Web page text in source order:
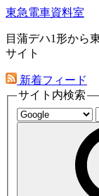
東急電車資料室
目蒲デハ1形から
サイト
新着フィード
サイト内検索